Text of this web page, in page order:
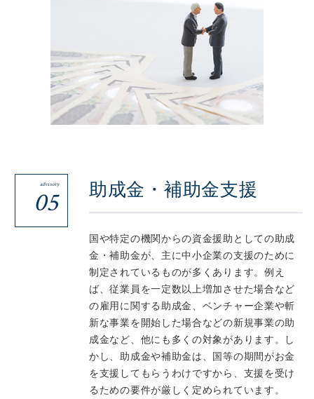
advisory
05 助成金・補助金支援
国や特定の機関からの資金援助としての助成
金・補助金が、主に中小企業の支援のために
制定されているものが多くあります。例え
ば、従業員を一定数以上増加させた場合など
の雇用に関する助成金、ベンチャー企業や斬
新な事業を開始した場合などの新規事業の助
成金など、他にも多くの対象があります。し
かし、助成金や補助金は、国等の期間がお金
を支援してもらうわけですから、支援を受け
るための要件が厳しく定められています。